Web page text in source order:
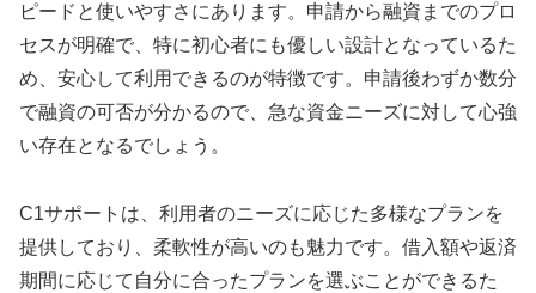
ピードと使いやすさにあります。申請から融資までのプロ
セスが明確で、特に初心者にも優しい設計となっているた
め、安心して利用できるのが特徴です。申請後わずか数分
で融資の可否が分かるので、急な資金ニーズに対して心強
い存在となるでしょう。
C1サポートは、利用者のニーズに応じた多様なプランを
提供しており、柔軟性が高いのも魅力です。借入額や返済
期間に応じて自分に合ったプランを選ぶことができるた